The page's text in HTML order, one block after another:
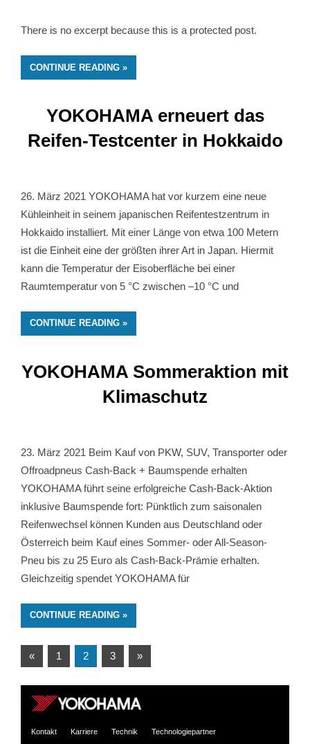
There is no excerpt because this is a protected post.
CONTINUE READING
YOKOHAMA erneuert das
Reifen-Testcenter in Hokkaido
26. März 2021 YOKOHAMA hat vor kurzem eine neue
Kühleinheit in seinem japanischen Reifentestzentrum in
Hokkaido installiert. Mit einer Länge von etwa 100 Metern
ist die Einheit eine der größten ihrer Art in Japan. Hiermit
kann die Temperatur der Eisoberfläche bei einer
Raumtemperatur von 5 °C zwischen –10 °C und
CONTINUE READING
YOKOHAMA Sommeraktion mit
Klimaschutz
23. März 2021 Beim Kauf von PKW, SUV, Transporter oder
Offroadpneus Cash-Back + Baumspende erhalten
YOKOHAMA führt seine erfolgreiche Cash-Back-Aktion
inklusive Baumspende fort: Pünktlich zum saisonalen
Reifenwechsel können Kunden aus Deutschland oder
Österreich beim Kauf eines Sommer- oder All-Season-
Pneu bis zu 25 Euro als Cash-Back-Prämie erhalten.
Gleichzeitig spendet YOKOHAMA für
CONTINUE READING
Posts
pagination
«Previous
1 2 3
Next
»
Kontakt Karriere Technik Technologiepartner